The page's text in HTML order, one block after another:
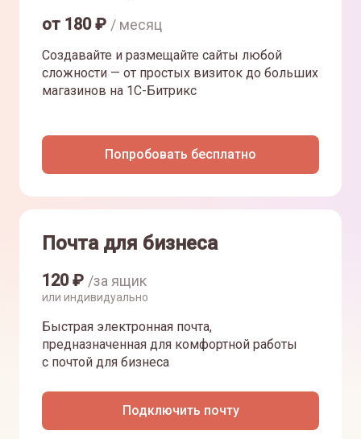
от 180₽ / месяц
Создавайте и размещайте сайты любой
сложности — от простых визиток до больших
магазинов на 1С-Битрикс
Попробовать бесплатно
Почта для бизнеса
120₽ /за ящик
или индивидуально
Быстрая электронная почта,
предназначенная для комфортной работы
с почтой для бизнеса
Подключить почту